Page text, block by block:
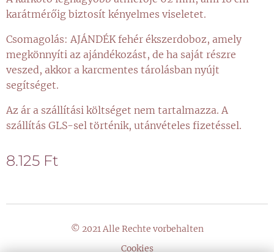
karátmérőig biztosít kényelmes viseletet.
Csomagolás: AJÁNDÉK fehér ékszerdoboz, amely
megkönnyíti az ajándékozást, de ha saját részre
veszed, akkor a karcmentes tárolásban nyújt
segítséget.
Az ár a szállítási költséget nem tartalmazza. A
szállítás GLS-sel történik, utánvételes fizetéssel.
8.125 Ft
© 2021 Alle Rechte vorbehalten
Cookies